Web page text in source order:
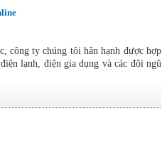
công ty chúng tôi hân hạnh được hợp
lạnh, điện gia dụng và các đội ngũ